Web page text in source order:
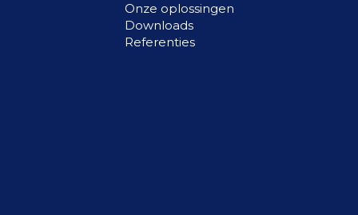
Onze oplossingen
Downloads
Referenties